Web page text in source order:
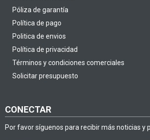
Póliza de garantía
Política de pago
Politica de envios
Política de privacidad
Términos y condiciones comerciales
Solicitar presupuesto
CONECTAR
Por favor síguenos para recibir más noticias y